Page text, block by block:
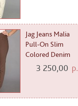
Jag Jeans Malia
Pull-On Slim
Colored Denim
3 250,00 р.